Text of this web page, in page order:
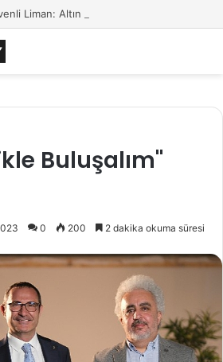
Liman: Altın Hâlâ İlk Sırada mı?
Buluşalım"
0 200 2 dakika okuma süresi